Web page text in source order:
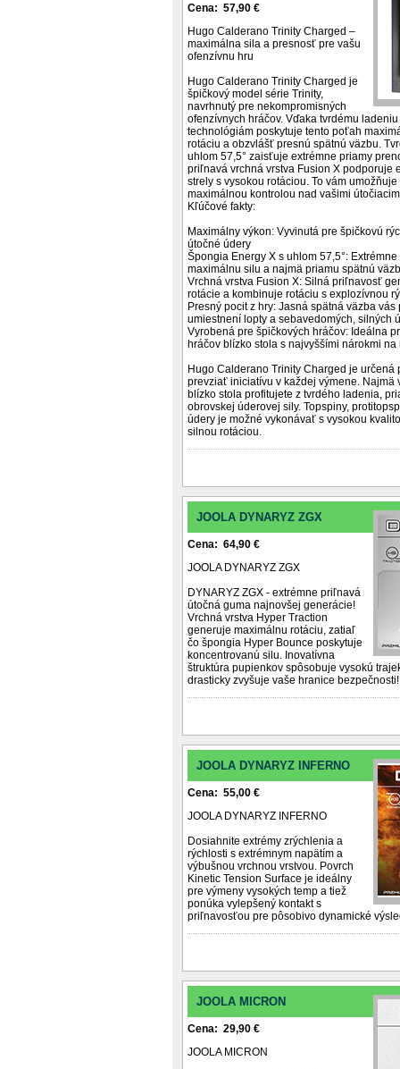
Cena: 57,90 €
Hugo Calderano Trinity Charged –
maximálna sila a presnosť pre vašu
ofenzívnu hru
Hugo Calderano Trinity Charged je
špičkový model série Trinity,
navrhnutý pre nekompromisných
ofenzívnych hráčov. Vďaka tvrdému
technológiám poskytuje tento poťah
rotáciu a obzvlášť presnú spätnú väzbu.
uhlom 57,5° zaisťuje extrémne priamy
priľnavá vrchná vrstva Fusion X podporuje
strely s vysokou rotáciou. To vám
maximálnou kontrolou nad vašimi
Kľúčové fakty:
Maximálny výkon: Vyvinutá pre špičkovú
útočné údery
Špongia Energy X s uhlom 57,5°:
maximálnu silu a najmä priamu spätnú
Vrchná vrstva Fusion X: Silná priľnavosť
rotácie a kombinuje rotáciu s explozívnou
Presný pocit z hry: Jasná spätná väzba
umiestnení lopty a sebavedomých, silných
Vyrobená pre špičkových hráčov: Ideálna
hráčov blízko stola s najvyššími nárokmi
Hugo Calderano Trinity Charged je určená
prevziať iniciatívu v každej výmene. Najmä
blízko stola profitujete z tvrdého ladenia,
obrovskej úderovej sily. Topspiny,
údery je možné vykonávať s vysokou
silnou rotáciou.
JOOLA DYNARYZ ZGX
Cena: 64,90 €
JOOLA DYNARYZ ZGX
DYNARYZ ZGX - extrémne priľnavá
útočná guma najnovšej generácie!
Vrchná vrstva Hyper Traction
generuje maximálnu rotáciu, zatiaľ
čo špongia Hyper Bounce poskytuje
koncentrovanú silu. Inovatívna
štruktúra pupienkov spôsobuje vysokú
drasticky zvyšuje vaše hranice bezpečnosti!
JOOLA DYNARYZ INFERNO
Cena: 55,00 €
JOOLA DYNARYZ INFERNO
Dosiahnite extrémy zrýchlenia a
rýchlosti s extrémnym napätím a
výbušnou vrchnou vrstvou. Povrch
Kinetic Tension Surface je ideálny
pre výmeny vysokých temp a tiež
ponúka vylepšený kontakt s
priľnavosťou pre pôsobivo dynamické
JOOLA MICRON
Cena: 29,90 €
JOOLA MICRON